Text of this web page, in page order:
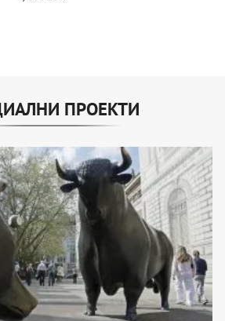
ПРОЕКТИ